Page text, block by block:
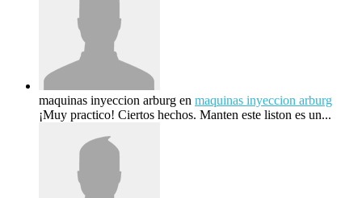
maquinas inyeccion arburg en maquinas inyeccion arburg
¡Muy practico! Ciertos hechos. Manten este liston es un...